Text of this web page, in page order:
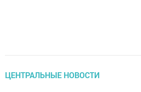
ЦЕНТРАЛЬНЫЕ НОВОСТИ